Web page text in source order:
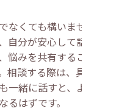
くても構いません。
分が安心して話せる
みを共有することで
談する際は、具体的
緒に話すと、より実
はずです。